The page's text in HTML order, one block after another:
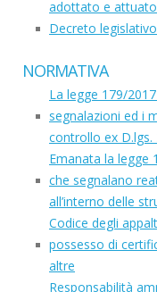
adottato e
Decreto
NORMATIVA
La legge 179/
segnalazioni ed i
controllo ex D.lgs.
Emanata la legge
che segnalano
all’interno delle
Codice degli
possesso di
altre
Responsabilità